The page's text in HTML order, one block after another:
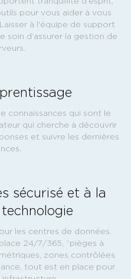
pour vous aider à vous
à l'équipe de support
soin d’assurer la gestion de
connaissances qui sont le
qui cherche à découvrir
et suivre les dernières
sécurisé et à la
les centres de données.
24/7/365, ‘’pièges à
zones contrôlées
tout est en place pour